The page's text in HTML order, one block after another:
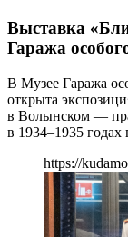
Выставка
Гаража
В Музее Гаража
открыта
в Волынском —
в 1934–1935
https://